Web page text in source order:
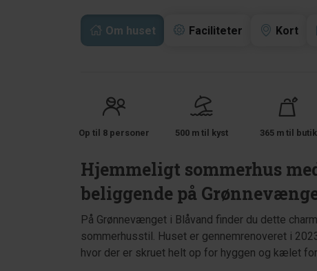
Om huset Faciliteter Kort
Op til 8 personer 500 m til kyst 365 m til butik
Hjemmeligt sommerhus
beliggende på
På Grønnevænget i Blåvand finder du dette
sommerhusstil. Huset er gennemrenoveret i
hvor der er skruet helt op for hyggen og kælet